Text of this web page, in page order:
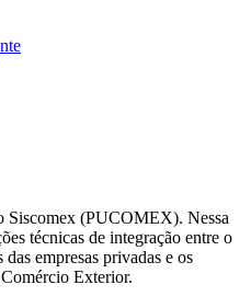
(PUCOMEX). Nessa
técnicas de integração entre o
empresas privadas e os
Exterior.